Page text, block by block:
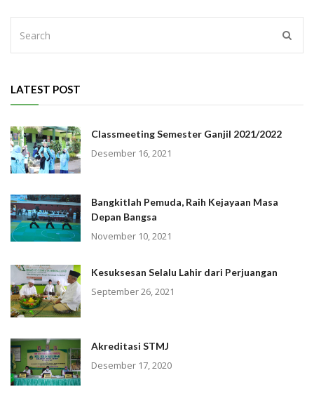
LATEST POST
Classmeeting Semester Ganjil 2021/2022
Desember 16, 2021
Bangkitlah Pemuda, Raih Kejayaan Masa
Depan Bangsa
November 10, 2021
Kesuksesan Selalu Lahir dari Perjuangan
September 26, 2021
Akreditasi STMJ
Desember 17, 2020